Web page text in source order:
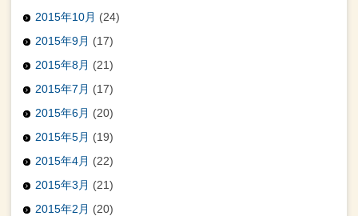
2015年10月 (24)
2015年9月 (17)
2015年8月 (21)
2015年7月 (17)
2015年6月 (20)
2015年5月 (19)
2015年4月 (22)
2015年3月 (21)
2015年2月 (20)